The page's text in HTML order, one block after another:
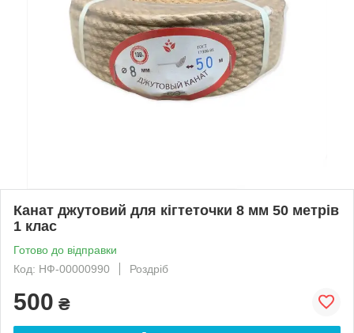
Канат джутовий для кігтеточки 8 мм 50 метрів
1 клас
Готово до відправки
Код: НФ-00000990
Роздріб
500 ₴